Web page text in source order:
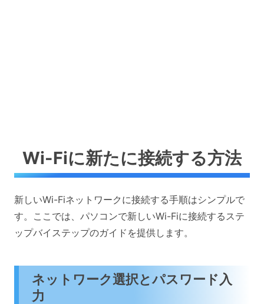
Wi-Fiに新たに接続する方法
新しいWi-Fiネットワークに接続する手順はシンプルで
す。ここでは、パソコンで新しいWi-Fiに接続するステ
ップバイステップのガイドを提供します。
ネットワーク選択とパスワード入
力